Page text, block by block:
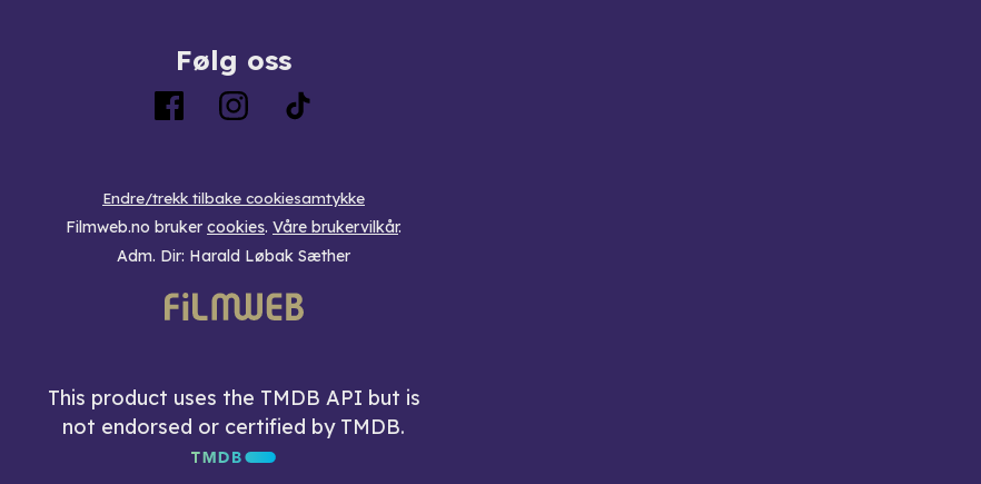
Følg oss
Endre/trekk tilbake cookiesamtykke
Filmweb.no bruker cookies. Våre brukervilkår.
Adm. Dir: Harald Løbak Sæther
This product uses the TMDB API but is
not endorsed or certified by TMDB.